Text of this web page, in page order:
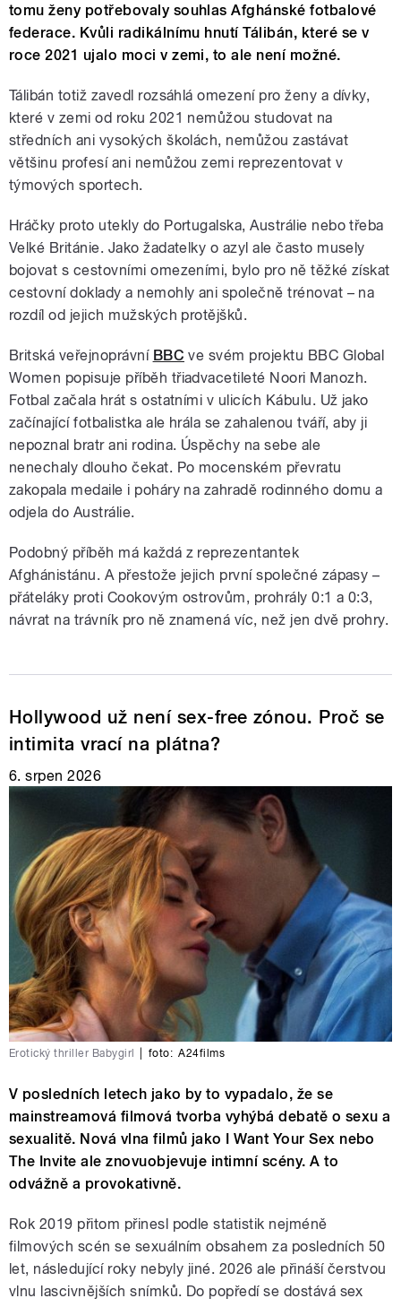
tomu ženy potřebovaly souhlas Afghánské fotbalové
federace. Kvůli radikálnímu hnutí Tálibán, které se v
roce 2021 ujalo moci v zemi, to ale není možné.
Tálibán totiž zavedl rozsáhlá omezení pro ženy a dívky,
které v zemi od roku 2021 nemůžou studovat na
středních ani vysokých školách, nemůžou zastávat
většinu profesí ani nemůžou zemi reprezentovat v
týmových sportech.
Hráčky proto utekly do Portugalska, Austrálie nebo třeba
Velké Británie. Jako žadatelky o azyl ale často musely
bojovat s cestovními omezeními, bylo pro ně těžké získat
cestovní doklady a nemohly ani společně trénovat – na
rozdíl od jejich mužských protějšků.
Britská veřejnoprávní BBC ve svém projektu BBC Global
Women popisuje příběh třiadvacetileté Noori Manozh.
Fotbal začala hrát s ostatními v ulicích Kábulu. Už jako
začínající fotbalistka ale hrála se zahalenou tváří, aby ji
nepoznal bratr ani rodina. Úspěchy na sebe ale
nenechaly dlouho čekat. Po mocenském převratu
zakopala medaile i poháry na zahradě rodinného domu a
odjela do Austrálie.
Podobný příběh má každá z reprezentantek
Afghánistánu. A přestože jejich první společné zápasy –
přáteláky proti Cookovým ostrovům, prohrály 0:1 a 0:3,
návrat na trávník pro ně znamená víc, než jen dvě prohry.
Hollywood už není sex-free zónou. Proč se
intimita vrací na plátna?
6. srpen 2026
Erotický thriller Babygirl foto: A24films
V posledních letech jako by to vypadalo, že se
mainstreamová filmová tvorba vyhýbá debatě o sexu a
sexualitě. Nová vlna filmů jako I Want Your Sex nebo
The Invite ale znovuobjevuje intimní scény. A to
odvážně a provokativně.
Rok 2019 přitom přinesl podle statistik nejméně
filmových scén se sexuálním obsahem za posledních 50
let, následující roky nebyly jiné. 2026 ale přináší čerstvou
vlnu lascivnějších snímků. Do popředí se dostává sex